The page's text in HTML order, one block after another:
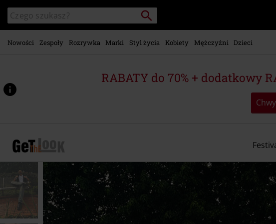
głównej
zawartości
Wyszukaj
katalog
Szukaj
Nowości Zespoły Rozrywka Marki Styl życia Kobiety Mężczyźni Dzieci
RABATY do 70% + dodatkowy